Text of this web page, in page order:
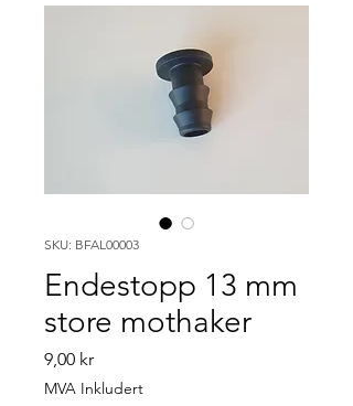
SKU: BFAL00003
Endestopp 13 mm
store mothaker
9,00 krPris
MVA Inkludert